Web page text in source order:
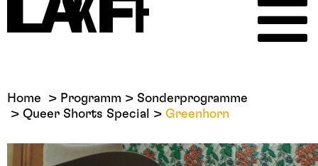
Home Programm
Sonderprogramme
Queer Shorts Special
Greenhorn